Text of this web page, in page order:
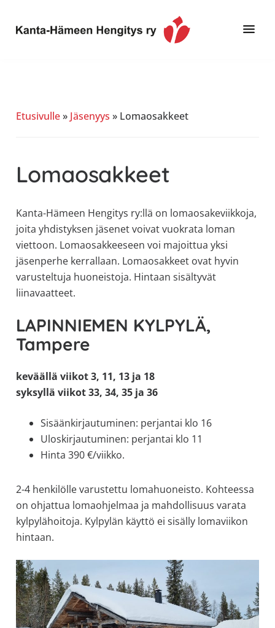
pääsisältöön
ensisijaiseen
alatunnisteeseen
Hengitys
erityisesti
astma,
muut
keuhkosairaudet,
huono
sisäilma
tai
allergiat.
H
Hengitys
ry
Etusivulle» Jäsenyys » Lomaosakkeet
Lomaosakkeet
Kanta-Hämeen Hengitys ry:llä on lomaosakeviikkoja,
joita yhdistyksen jäsenet voivat vuokrata loman
viettoon. Lomaosakkeeseen voi majoittua yksi
jäsenperhe kerrallaan. Lomaosakkeet ovat hyvin
varusteltuja huoneistoja. Hintaan sisältyvät
liinavaatteet.
LAPINNIEMEN KYLPYLÄ,
Tampere
keväällä viikot 3, 11, 13 ja 18
syksyllä viikot 33, 34, 35 ja 36
Sisäänkirjautuminen: perjantai klo 16
Uloskirjautuminen: perjantai klo 11
Hinta 390 €/viikko.
2-4 henkilölle varustettu lomahuoneisto. Kohteessa
on ohjattua lomaohjelmaa ja mahdollisuus varata
kylpylähoitoja. Kylpylän käyttö ei sisälly lomaviikon
hintaan.